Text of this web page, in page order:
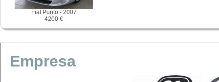
Fiat Punto - 2007
4200 €
Empresa